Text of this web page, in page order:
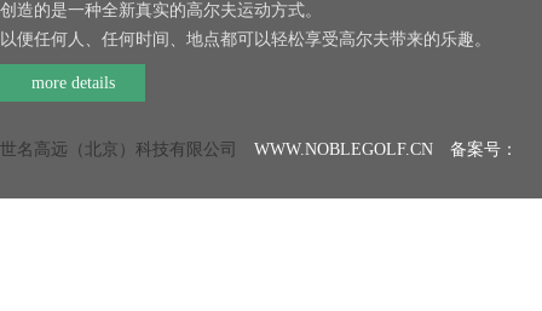
创造的是一种全新真实的高尔夫运动方式。
以便任何人、任何时间、地点都可以轻松享受高尔夫带来的乐趣。
more details
世名高远（北京）科技有限公司 WWW.NOBLEGOLF.CN 备案号：